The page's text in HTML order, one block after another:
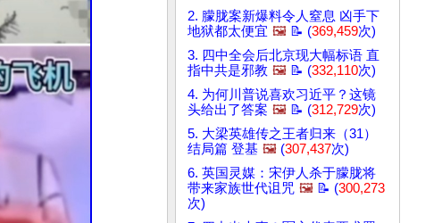
2. 朦胧案新爆料令人窒息 凶手下
地狱都太便宜 🖼️ 📝 (369,459次)
3. 四中全会后北京现大幅标语 直
指中共是邪教 🖼️ 📝 (332,110次)
4. 为何川普说喜欢习近平？这镜
头给出了答案 🖼️ 📝 (312,729次)
5. 大梁英雄传之王者归来（31）
结局篇 登基 🖼️ (307,437次)
6. 英国灵媒：宋伊人杀于朦胧将
带来家族世代诅咒 🖼️ 📝 (300,273
次)